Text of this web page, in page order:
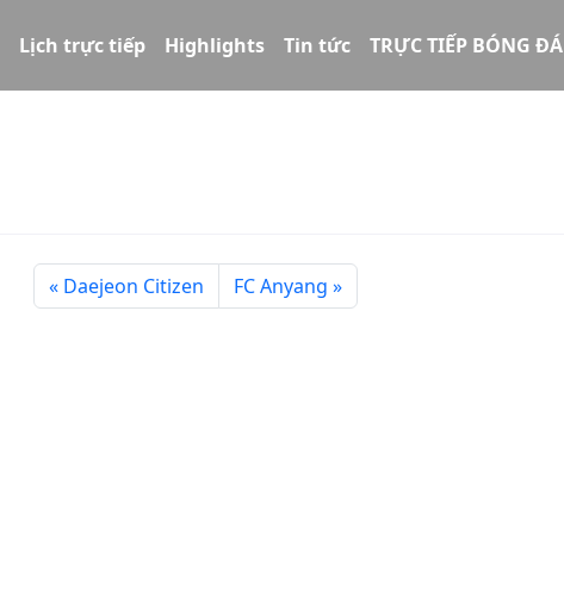
Lịch trực tiếp Highlights Tin tức TRỰC TIẾP BÓNG ĐÁ
Daejeon Citizen FC Anyang